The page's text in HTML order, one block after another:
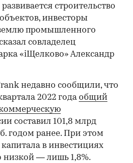
строительство
инвесторы
промышленного
совладелец
«iЩелково» Александр
недавно сообщили, что
2022 годаобщий
составил 101,8 млрд
годом ранее. При этом
в инвестициях
низкой — лишь 1,8%.